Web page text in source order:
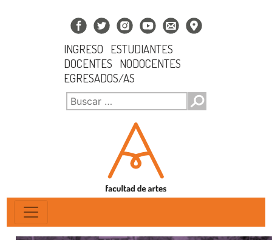
INGRESO
ESTUDIANTES
DOCENTES
NODOCENTES
EGRESADOS/AS